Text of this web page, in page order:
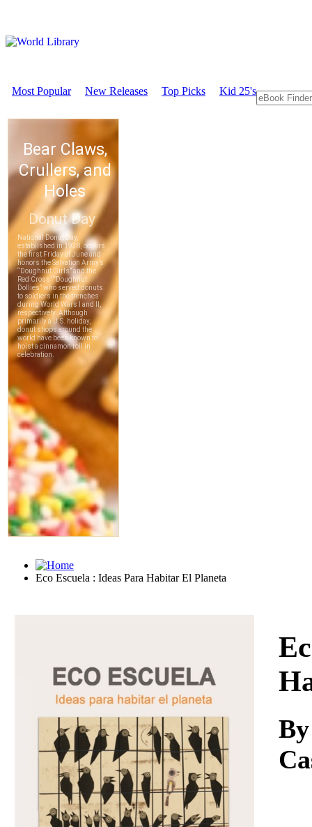
Most Popular New Releases Top Picks Kid 25's
Eco Escuela : Ideas Para Habitar El Planeta